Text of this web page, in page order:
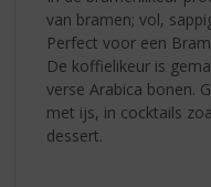
van bramen; vol,
Perfect voor een
De koffielikeur is
verse Arabica bonen.
met ijs, in cocktails
dessert.